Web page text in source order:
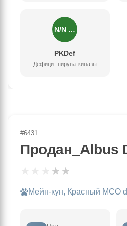
N/N …
PKDef
Дефицит пируваткиназы
#6431
Продан_Albus
★★
Мейн-кун, Красный MCO d